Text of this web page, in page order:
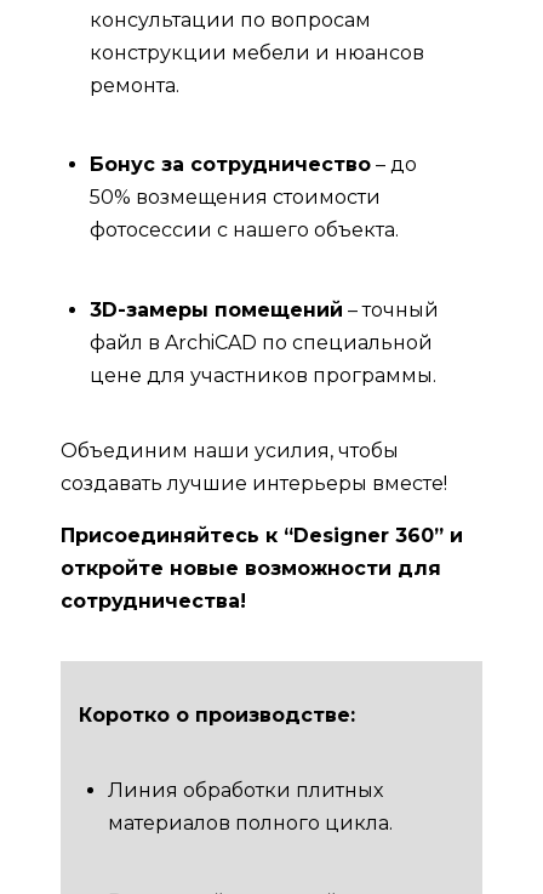
консультации по вопросам
конструкции мебели и нюансов
ремонта.
Бонус за сотрудничество – до
50% возмещения стоимости
фотосессии с нашего объекта.
3D-замеры помещений – точный
файл в ArchiCAD по специальной
цене для участников программы.
Объединим наши усилия, чтобы
создавать лучшие интерьеры вместе!
Присоединяйтесь к “Designer 360” и
откройте новые возможности для
сотрудничества!
Коротко о производстве:
Линия обработки плитных
материалов полного цикла.